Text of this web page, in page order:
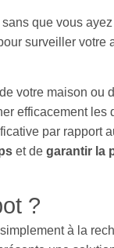
que vous
surveiller votre
de votre maison ou
efficacement les
par rapport
et de garantir la
?
à la